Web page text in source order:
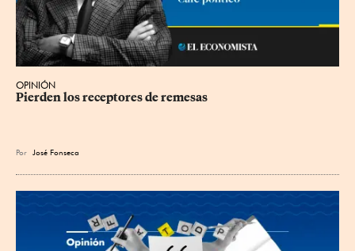
OPINIÓN
Pierden los receptores de remesas
Por José Fonseca